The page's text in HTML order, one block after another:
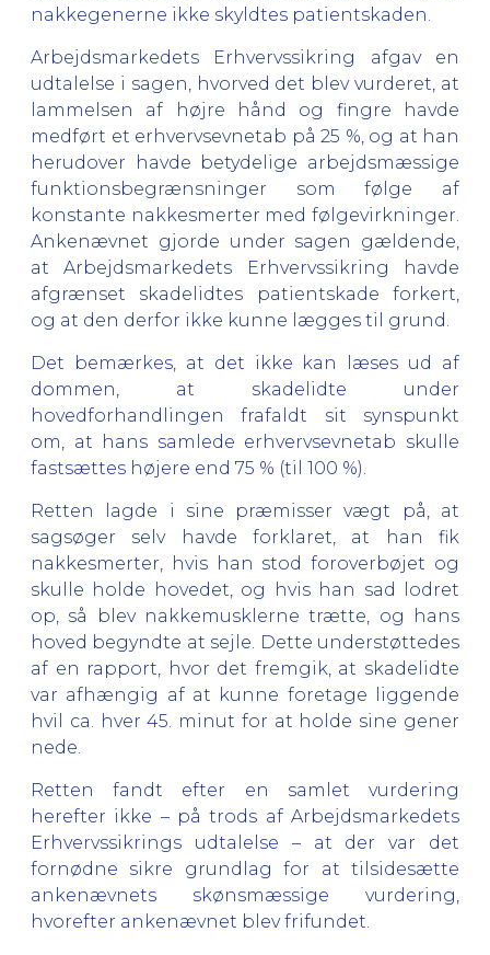
nakkegenerne ikke skyldtes patientskaden.
Arbejdsmarkedets Erhvervssikring afgav en
udtalelse i sagen, hvorved det blev vurderet, at
lammelsen af højre hånd og fingre havde
medført et erhvervsevnetab på 25 %, og at han
herudover havde betydelige arbejdsmæssige
funktionsbegrænsninger som følge af
konstante nakkesmerter med følgevirkninger.
Ankenævnet gjorde under sagen gældende,
at Arbejdsmarkedets Erhvervssikring havde
afgrænset skadelidtes patientskade forkert,
og at den derfor ikke kunne lægges til grund.
Det bemærkes, at det ikke kan læses ud af
dommen, at skadelidte under
hovedforhandlingen frafaldt sit synspunkt
om, at hans samlede erhvervsevnetab skulle
fastsættes højere end 75 % (til 100 %).
Retten lagde i sine præmisser vægt på, at
sagsøger selv havde forklaret, at han fik
nakkesmerter, hvis han stod foroverbøjet og
skulle holde hovedet, og hvis han sad lodret
op, så blev nakkemusklerne trætte, og hans
hoved begyndte at sejle. Dette understøttedes
af en rapport, hvor det fremgik, at skadelidte
var afhængig af at kunne foretage liggende
hvil ca. hver 45. minut for at holde sine gener
nede.
Retten fandt efter en samlet vurdering
herefter ikke – på trods af Arbejdsmarkedets
Erhvervssikrings udtalelse – at der var det
fornødne sikre grundlag for at tilsidesætte
ankenævnets skønsmæssige vurdering,
hvorefter ankenævnet blev frifundet.